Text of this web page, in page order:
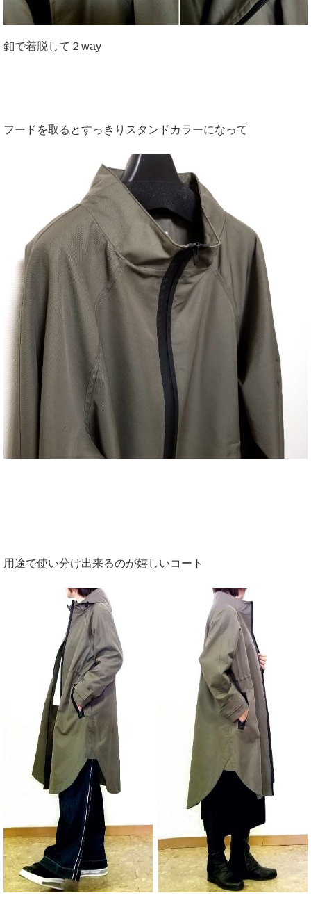
釦で着脱して２way
フードを取るとすっきりスタンドカラーになって
用途で使い分け出来るのが嬉しいコート